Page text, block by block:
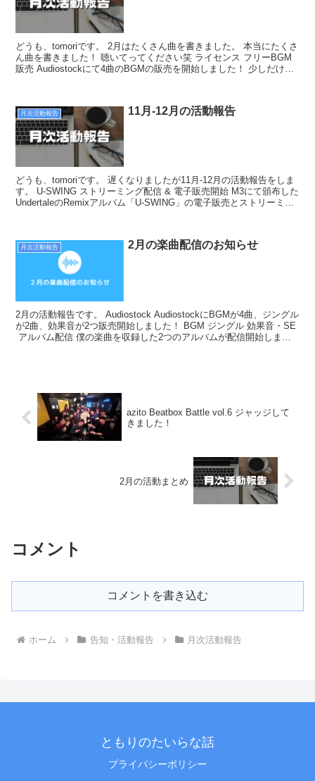
どうも、tomoriです。 2月はたくさん曲を書きました。 本当にたくさ
ん曲を書きました！ 聴いてってください笑 ライセンス フリーBGM
販売 Audiostockにて4曲のBGMの販売を開始しました！ 少しだけ紹
月次活動報告 11月-12月の活動報告
どうも、tomoriです。 遅くなりましたが11月-12月の活動報告をしま
す。 U-SWING ストリーミング配信 & 電子販売開始 M3にて頒布した
UndertaleのRemixアルバム「U-SWING」の電子販売とストリーミン
月次活動報告 2月の楽曲配信のお知らせ
2月の活動報告です。 Audiostock AudiostockにBGMが4曲、ジングル
が2曲、効果音が2つ販売開始しました！ BGM ジングル 効果音・SE
アルバム配信 僕の楽曲を収録した2つのアルバムが配信開始しまし
azito Beatbox Battle vol.6 ジャッジして
きました！
2月の活動まとめ
コメント
コメントを書き込む
ホーム 告知・活動報告 月次活動報告
ともりのたいらな話
プライバシーポリシー